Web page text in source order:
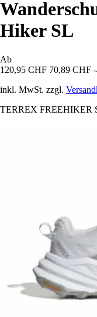
Hiker SL
Ab
120,95 CHF 70,89 CHF
inkl. MwSt. zzgl.
TERREX FREEHIKER